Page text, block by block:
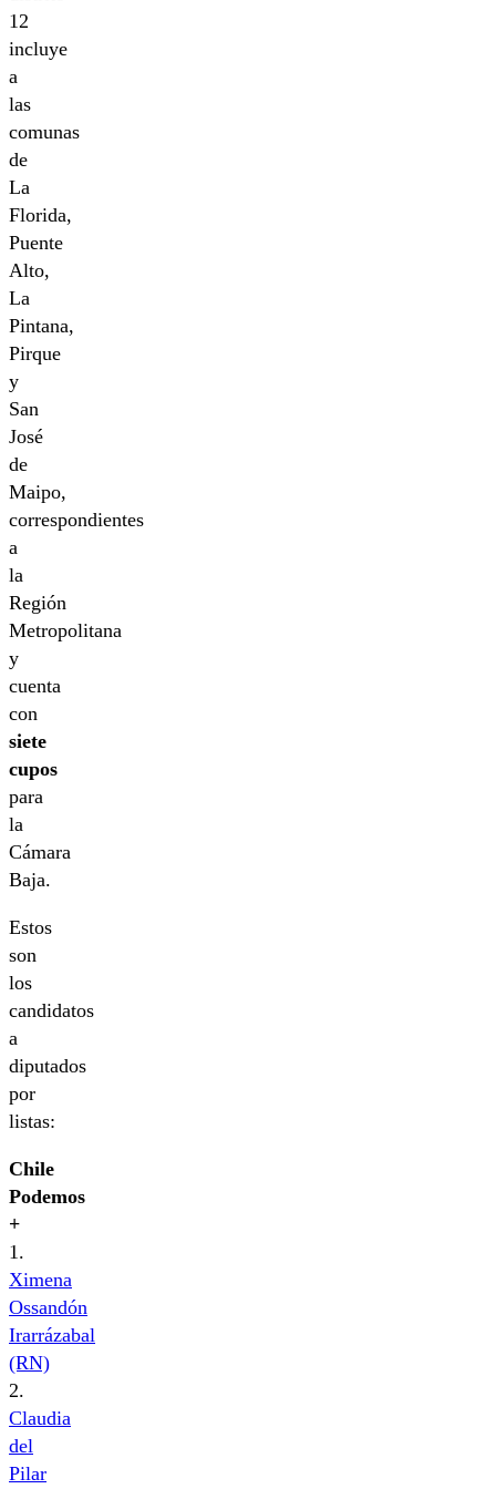
12
incluye
a
las
comunas
de
La
Florida,
Puente
Alto,
La
Pintana,
Pirque
y
San
José
de
Maipo,
correspondientes
a
la
Región
Metropolitana
y
cuenta
con
siete
cupos
para
la
Cámara
Baja.
Estos
son
los
candidatos
a
diputados
por
listas:
Chile
Podemos
+
1.
Ximena
Ossandón
Irarrázabal
(RN)
2.
Claudia
del
Pilar